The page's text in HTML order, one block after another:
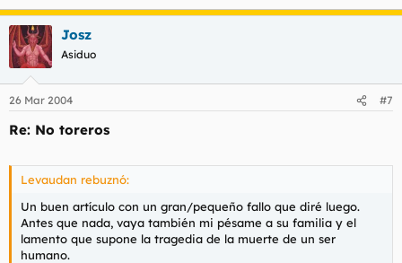
Josz
Asiduo
26 Mar 2004 #7
Re: No toreros
Levaudan rebuznó:
Un buen artículo con un gran/pequeño fallo que diré luego.
Antes que nada, vaya también mi pésame a su familia y el
lamento que supone la tragedia de la muerte de un ser
humano.